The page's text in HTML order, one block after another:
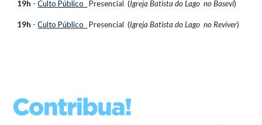
19h - Culto Público Presencial (Igreja Batista do Lago  no Basevi)
19h - Culto Público Presencial (Igreja Batista do Lago  no Reviver)